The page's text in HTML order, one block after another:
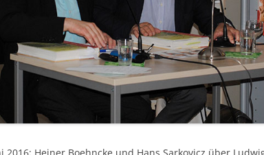
2016: Heiner Boehncke und Hans Sarkovicz über